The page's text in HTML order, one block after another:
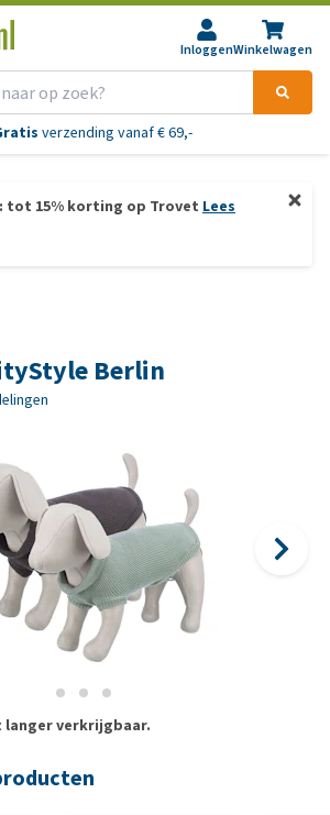
InloggenWinkelwagen
verzending vanaf € 69,-
tot 15% korting op Trovet Lees
Berlin
verkrijgbaar.